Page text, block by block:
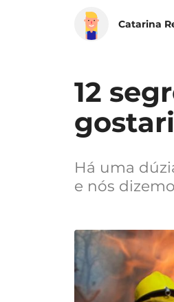
Catarina
12
Há uma
e nós